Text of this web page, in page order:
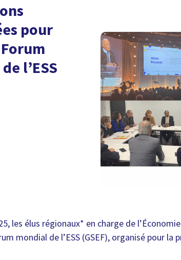
pour
Forum
l’ESS
les élus régionaux* en charge de
mondial de l’ESS (GSEF), organisé pour la